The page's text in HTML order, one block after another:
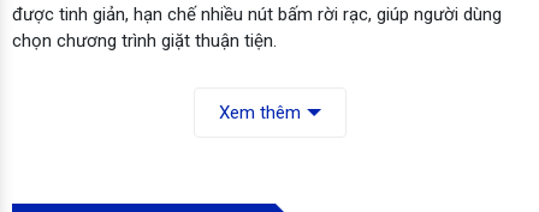
được tinh giản, hạn chế nhiều nút bấm rời rạc, giúp người dùng
chọn chương trình giặt thuận tiện.
Xem thêm